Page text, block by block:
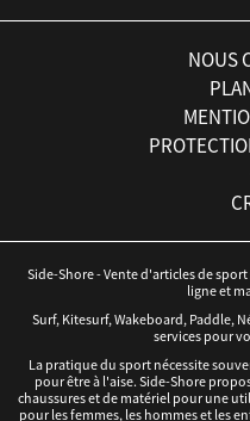
NOUS
Side-Shore - Vente d'articles de
ligne et
Surf, Kitesurf, Wakeboard, Paddle,
services pour
La pratique du sport nécessite
pour être à l'aise. Side-Shore
chaussures et de matériel pour une
pour les femmes, les hommes et les